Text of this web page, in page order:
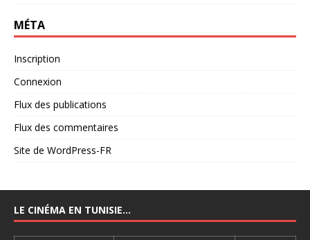
MÉTA
Inscription
Connexion
Flux des publications
Flux des commentaires
Site de WordPress-FR
LE CINÉMA EN TUNISIE…